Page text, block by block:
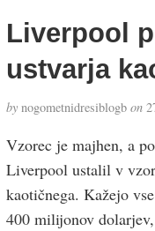
Liverpool
ustvarja
bynogometnidresiblogb on
Vzorec je majhen, a
Liverpool ustalil v
kaotičnega. Kažejo
400 milijonov